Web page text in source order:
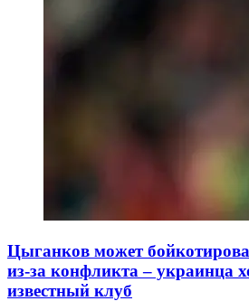
Цыганков может
из-за конфликта – украинца
известный клуб